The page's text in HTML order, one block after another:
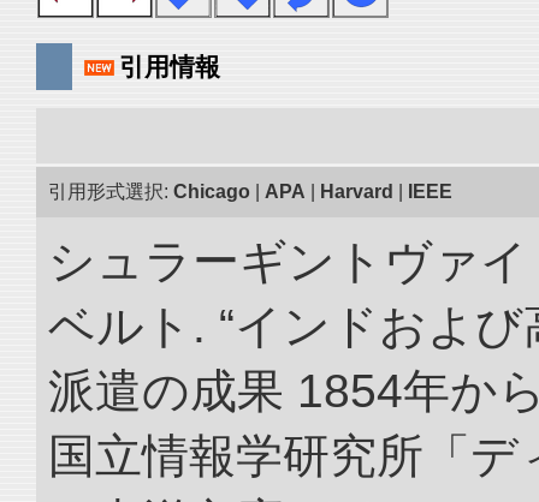
引用情報
引用形式選択: Chicago APA Harvard IEEE
シュラーギントヴァ
ベルト. “インドおよ
派遣の成果 1854年か
国立情報学研究所「